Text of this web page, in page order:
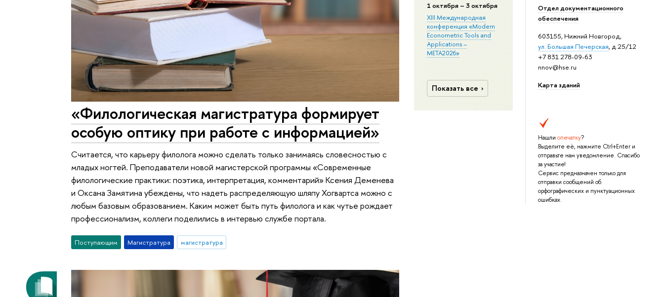
Отдел документационного
обеспечения
603155, Нижний Новгород,
ул. Большая Печерская, д.25/12
+7 831 278-09-63
nnov@hse.ru
Карта зданий
Нашли опечатку?
Выделите её, нажмите Ctrl+Enter и
отправьте нам уведомление. Спасибо
за участие!
Сервис предназначен только для
отправки сообщений об
орфографических и пунктуационных
ошибках.
1 октября – 3 октября
XIII Международная
конференция «Modern
Econometric Tools and
Applications –
META2026»
Показать все
«Филологическая магистратура формирует
особую оптику при работе с информацией»
Считается, что карьеру филолога можно сделать только занимаясь словесностью с
младых ногтей. Преподаватели новой магистерской программы «Современные
филологические практики: поэтика, интерпретация, комментарий» Ксения Деменева
и Оксана Замятина убеждены, что надеть распределяющую шляпу Хогвартса можно с
любым базовым образованием. Каким может быть путь филолога и как чутье рождает
профессионализм, коллеги поделились в интервью службе портала.
Поступающим Магистратура магистратура